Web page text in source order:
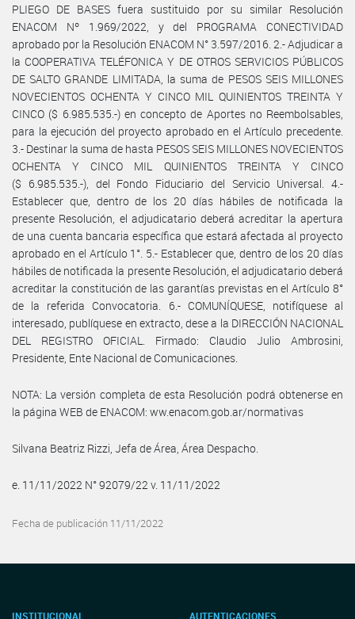
PLIEGO DE BASES fuera sustituido por su similar Resolución
ENACOM Nº 1.969/2022, y del PROGRAMA CONECTIVIDAD
aprobado por la Resolución ENACOM N° 3.597/2016. 2.- Adjudicar a
la COOPERATIVA TELÉFONICA Y DE OTROS SERVICIOS PÚBLICOS
DE SALTO GRANDE LIMITADA, la suma de PESOS SEIS MILLONES
NOVECIENTOS OCHENTA Y CINCO MIL QUINIENTOS TREINTA Y
CINCO ($ 6.985.535.-) en concepto de Aportes no Reembolsables,
para la ejecución del proyecto aprobado en el Artículo precedente.
3.- Destinar la suma de hasta PESOS SEIS MILLONES NOVECIENTOS
OCHENTA Y CINCO MIL QUINIENTOS TREINTA Y CINCO
($ 6.985.535.-), del Fondo Fiduciario del Servicio Universal. 4.-
Establecer que, dentro de los 20 días hábiles de notificada la
presente Resolución, el adjudicatario deberá acreditar la apertura
de una cuenta bancaria específica que estará afectada al proyecto
aprobado en el Artículo 1°. 5.- Establecer que, dentro de los 20 días
hábiles de notificada la presente Resolución, el adjudicatario deberá
acreditar la constitución de las garantías previstas en el Artículo 8°
de la referida Convocatoria. 6.- COMUNÍQUESE, notifíquese al
interesado, publíquese en extracto, dese a la DIRECCIÓN NACIONAL
DEL REGISTRO OFICIAL. Firmado: Claudio Julio Ambrosini,
Presidente, Ente Nacional de Comunicaciones.
NOTA: La versión completa de esta Resolución podrá obtenerse en
la página WEB de ENACOM: ww.enacom.gob.ar/normativas
Silvana Beatriz Rizzi, Jefa de Área, Área Despacho.
e. 11/11/2022 N° 92079/22 v. 11/11/2022
Fecha de publicación 11/11/2022
INSTITUCIONAL AUTENTICACIONES